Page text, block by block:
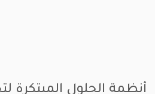
أنظمة الحلول المبتكرة